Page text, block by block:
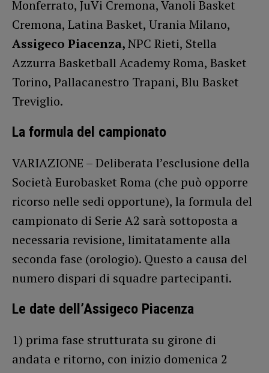
Monferrato, JuVi Cremona, Vanoli Basket
Cremona, Latina Basket, Urania Milano,
Assigeco Piacenza,NPC Rieti, Stella
Azzurra Basketball Academy Roma, Basket
Torino, Pallacanestro Trapani, Blu Basket
Treviglio.
La formula del campionato
VARIAZIONE – Deliberata l’esclusione della
Società Eurobasket Roma (che può opporre
ricorso nelle sedi opportune), la formula del
campionato di Serie A2 sarà sottoposta a
necessaria revisione, limitatamente alla
seconda fase (orologio). Questo a causa del
numero dispari di squadre partecipanti.
Le date dell’Assigeco Piacenza
1) prima fase strutturata su girone di
andata e ritorno, con inizio domenica 2